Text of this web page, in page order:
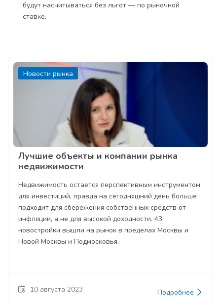
будут насчитываться без льгот — по рыночной
ставке.
Новости рынка
Лучшие объекты и компании рынка
недвижимости
Недвижимость остается перспективным инструментом
для инвестиций, правда на сегодняшний день больше
подходит для сбережения собственных средств от
инфляции, а не для высокой доходности. 43
новостройки вышли на рынок в пределах Москвы и
Новой Москвы и Подмосковья.
10 августа 2023 Подробнее